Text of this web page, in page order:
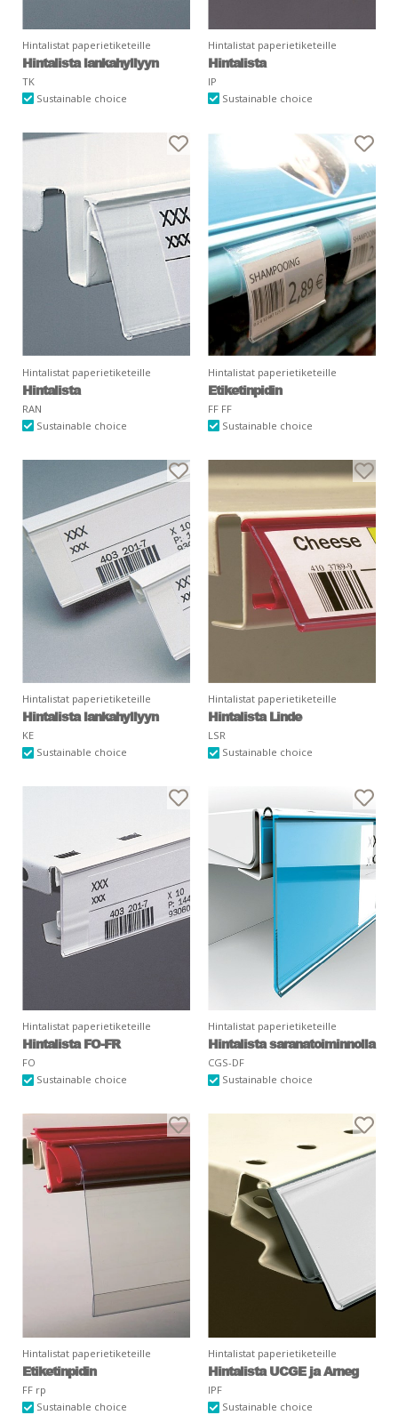
Hintalistat paperietiketeille
Hintalista lankahyllyyn
TK
Sustainable choice
Hintalistat paperietiketeille
Hintalista
IP
Sustainable choice
Hintalistat paperietiketeille
Hintalista
RAN
Sustainable choice
Hintalistat paperietiketeille
Etiketinpidin
FF FF
Sustainable choice
Hintalistat paperietiketeille
Hintalista lankahyllyyn
KE
Sustainable choice
Hintalistat paperietiketeille
Hintalista Linde
LSR
Sustainable choice
Hintalistat paperietiketeille
Hintalista FO-FR
FO
Sustainable choice
Hintalistat paperietiketeille
Hintalista saranatoiminnolla
CGS-DF
Sustainable choice
Hintalistat paperietiketeille
Etiketinpidin
FF rp
Sustainable choice
Hintalistat paperietiketeille
Hintalista UCGE ja Arneg
IPF
Sustainable choice